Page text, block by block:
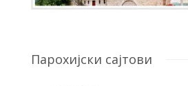
Парохијски сајтови